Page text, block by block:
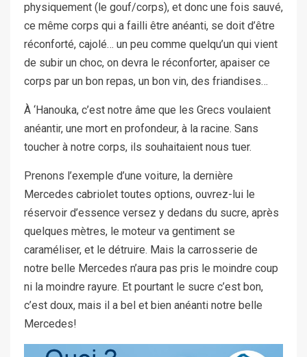
physiquement (le gouf/corps), et donc une fois sauvé,
ce même corps qui a failli être anéanti, se doit d’être
réconforté, cajolé… un peu comme quelqu’un qui vient
de subir un choc, on devra le réconforter, apaiser ce
corps par un bon repas, un bon vin, des friandises…
À ‘Hanouka, c’est notre âme que les Grecs voulaient
anéantir, une mort en profondeur, à la racine. Sans
toucher à notre corps, ils souhaitaient nous tuer.
Prenons l’exemple d’une voiture, la dernière
Mercedes cabriolet toutes options, ouvrez-lui le
réservoir d’essence versez y dedans du sucre, après
quelques mètres, le moteur va gentiment se
caraméliser, et le détruire. Mais la carrosserie de
notre belle Mercedes n’aura pas pris le moindre coup
ni la moindre rayure. Et pourtant le sucre c’est bon,
c’est doux, mais il a bel et bien anéanti notre belle
Mercedes!